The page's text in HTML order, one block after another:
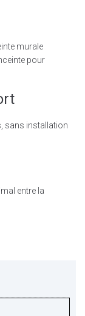
murale
pour
sans installation
entre la